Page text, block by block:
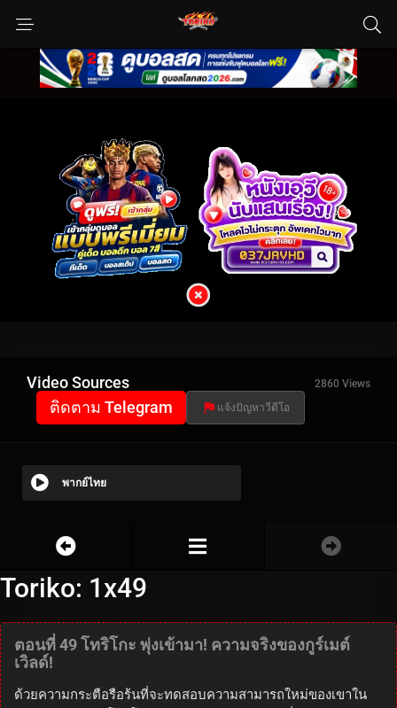
Video Sources 2860 Views
ติดตาม Telegram แจ้งปัญหาวีดีโอ
พากย์ไทย
Toriko: 1x49
ตอนที่ 49 โทริโกะ พุ่งเข้ามา! ความจริงของกูร์เมต์
เวิลด์!
ด้วยความกระตือรือร้นที่จะทดสอบความสามารถใหม่ของเขาใน